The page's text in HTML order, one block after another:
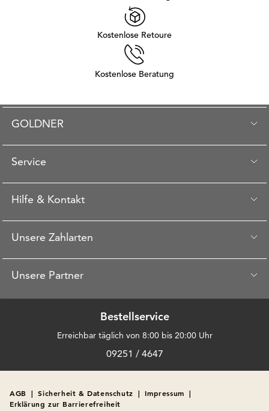
Kostenlose Retoure
Kostenlose Beratung
GOLDNER
Service
Hilfe & Kontakt
Unsere Zahlarten
Unsere Partner
Bestellservice
Erreichbar täglich von 8:00 bis 20:00 Uhr
09251 / 4647
AGB | Sicherheit & Datenschutz | Impressum |
Erklärung zur Barrierefreiheit